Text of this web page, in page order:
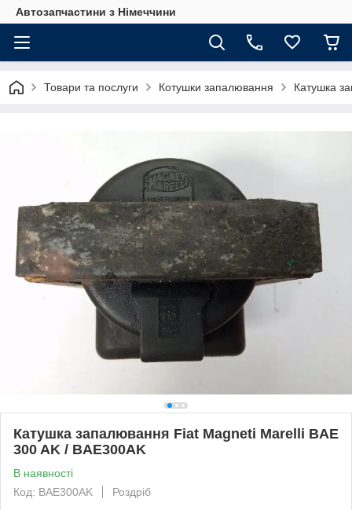
Автозапчастини з Німеччини
Товари та послуги Котушки запалювання Катушка
Катушка запалювання Fiat Magneti Marelli BAE
300 AK / BAE300AK
В наявності
Код: BAE300AK
Роздріб